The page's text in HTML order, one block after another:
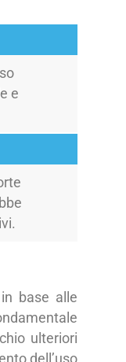
e
in base alle
ulteriori